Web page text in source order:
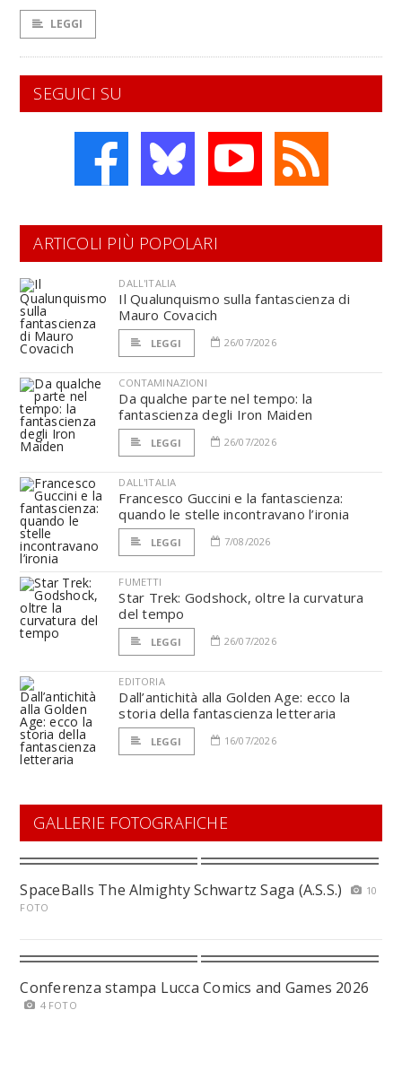
LEGGI
SEGUICI SU
ARTICOLI PIÙ POPOLARI
DALL'ITALIA
Il Qualunquismo sulla fantascienza di
Mauro Covacich
LEGGI 26/07/2026
CONTAMINAZIONI
Da qualche parte nel tempo: la
fantascienza degli Iron Maiden
LEGGI 26/07/2026
DALL'ITALIA
Francesco Guccini e la fantascienza:
quando le stelle incontravano l’ironia
LEGGI 7/08/2026
FUMETTI
Star Trek: Godshock, oltre la curvatura
del tempo
LEGGI 26/07/2026
EDITORIA
Dall’antichità alla Golden Age: ecco la
storia della fantascienza letteraria
LEGGI 16/07/2026
GALLERIE FOTOGRAFICHE
SpaceBalls The Almighty Schwartz Saga (A.S.S.)
10
FOTO
Conferenza stampa Lucca Comics and Games 2026
4 FOTO